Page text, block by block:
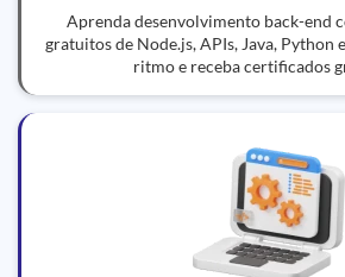
Aprenda desenvolvimento back-end
gratuitos de Node.js, APIs, Java, Python
ritmo e receba certificados